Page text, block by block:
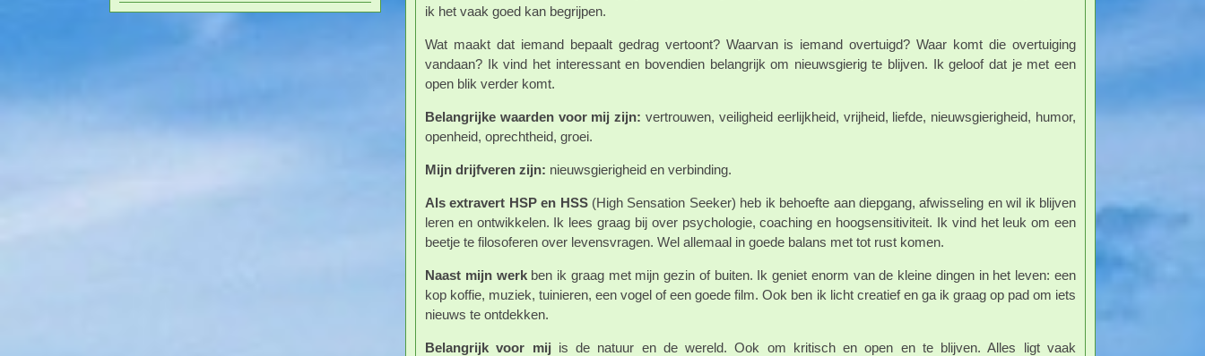
ik het vaak goed kan begrijpen.
Wat maakt dat iemand bepaalt gedrag vertoont? Waarvan is iemand overtuigd? Waar komt die overtuiging
vandaan? Ik vind het interessant en bovendien belangrijk om nieuwsgierig te blijven. Ik geloof dat je met een
open blik verder komt.
Belangrijke waarden voor mij zijn: vertrouwen, veiligheid eerlijkheid, vrijheid, liefde, nieuwsgierigheid, humor,
openheid, oprechtheid, groei.
Mijn drijfveren zijn: nieuwsgierigheid en verbinding.
Als extravert HSP en HSS(High Sensation Seeker) heb ik behoefte aan diepgang, afwisseling en wil ik blijven
leren en ontwikkelen. Ik lees graag bij over psychologie, coaching en hoogsensitiviteit. Ik vind het leuk om een
beetje te filosoferen over levensvragen. Wel allemaal in goede balans met tot rust komen.
Naast mijn werkben ik graag met mijn gezin of buiten. Ik geniet enorm van de kleine dingen in het leven: een
kop koffie, muziek, tuinieren, een vogel of een goede film. Ook ben ik licht creatief en ga ik graag op pad om iets
nieuws te ontdekken.
Belangrijk voor mij is de natuur en de wereld. Ook om kritisch en open en te blijven. Alles ligt vaak